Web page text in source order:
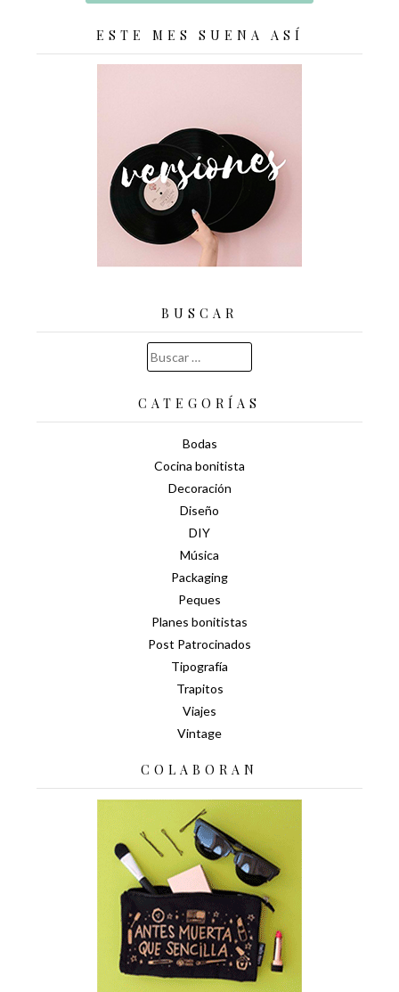
ESTE MES SUENA ASÍ
BUSCAR
Buscar:
CATEGORÍAS
Bodas
Cocina bonitista
Decoración
Diseño
DIY
Música
Packaging
Peques
Planes bonitistas
Post Patrocinados
Tipografía
Trapitos
Viajes
Vintage
COLABORAN